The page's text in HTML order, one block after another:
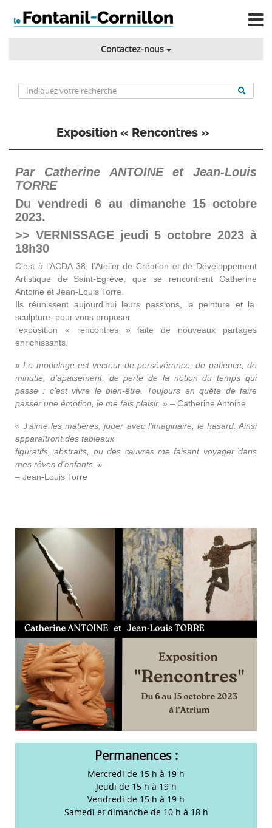
Contactez-nous
Exposition « Rencontres »
Par Catherine ANTOINE et Jean-Louis
TORRE
Du vendredi 6 au dimanche 15 octobre
2023.
>> VERNISSAGE jeudi 5 octobre 2023 à
18h30
C’est à l’ACDA 38, l’Atelier de Création et de Développement
Artistique de Saint-Egrève, que se rencontrent Catherine
Antoine et Jean-Louis Torre.
Ils réunissent aujourd’hui leurs passions, la peinture et la
sculpture, pour vous proposer
l’exposition « rencontres » faite de nouveaux partages
enrichissants.
« Le modelage est vecteur de persévérance,de patience, de
minutie, d’apaisement, de pertede la notion du temps qui
passe : c’est vivre le bien-être. Toujours en quête de faire
passer une émotion, je me fais plaisir. » – Catherine Antoine
«J’aime les matières, jouer avec l’imaginaire, le hasard. Ainsi
apparaîtront des tableaux
figuratifs, abstraits, ou des œuvres me faisant voyager dans
mes rêves d’enfants. »
– Jean-Louis Torre
Permanences :
Mercredi de 15 h à 19 h
Jeudi de 15 h à 19 h
Vendredi de 15 h à 19 h
Samedi et dimanche de 10 h à 18 h